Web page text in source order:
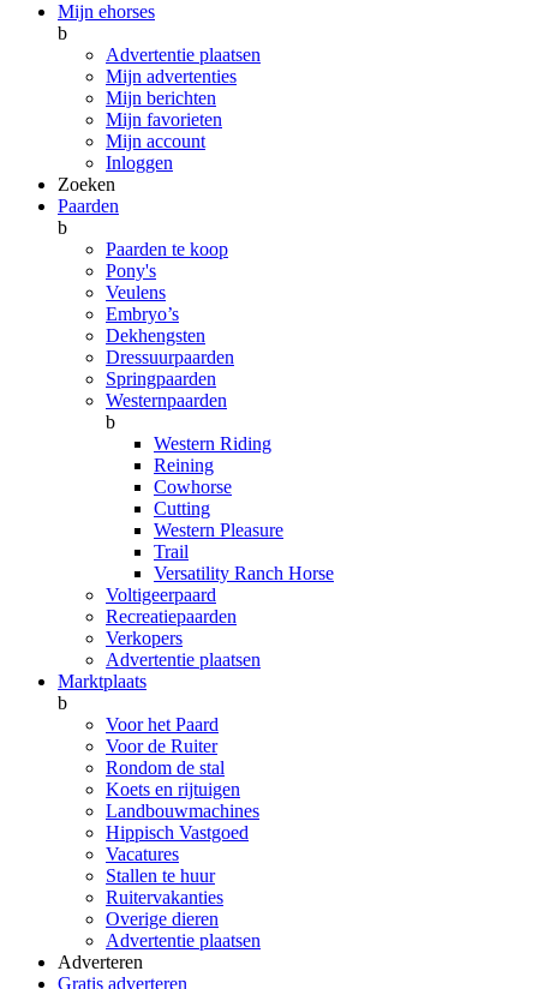
Mijn ehorses
b
Advertentie plaatsen
Mijn advertenties
Mijn berichten
Mijn favorieten
Mijn account
Inloggen
Zoeken
Paarden
b
Paarden te koop
Pony's
Veulens
Embryo’s
Dekhengsten
Dressuurpaarden
Springpaarden
Westernpaarden
b
Western Riding
Reining
Cowhorse
Cutting
Western Pleasure
Trail
Versatility Ranch Horse
Voltigeerpaard
Recreatiepaarden
Verkopers
Advertentie plaatsen
Marktplaats
b
Voor het Paard
Voor de Ruiter
Rondom de stal
Koets en rijtuigen
Landbouwmachines
Hippisch Vastgoed
Vacatures
Stallen te huur
Ruitervakanties
Overige dieren
Advertentie plaatsen
Adverteren
Gratis adverteren